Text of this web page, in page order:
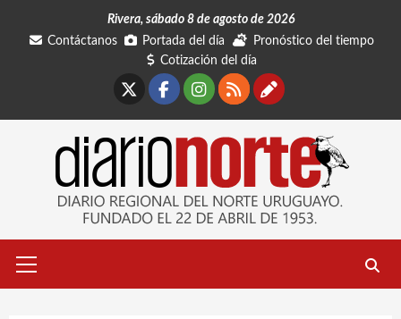
Rivera, sábado 8 de agosto de 2026
Contáctanos
Portada del día
Pronóstico del tiempo
Cotización del día
Facebook
Instagram
RSSContáctanos
primario